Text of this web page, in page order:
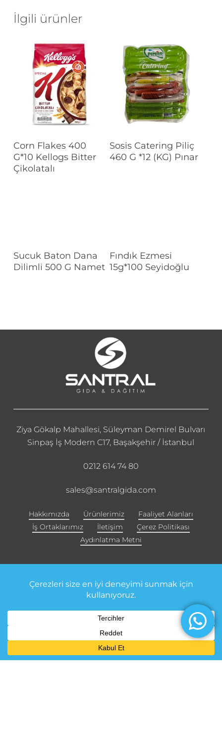
İlgili ürünler
Devamını Oku
Corn Flakes 400
G*10 Kellogs Bitter
Çikolatalı
Devamını Oku
Sosis Catering Piliç
460 G *12 (KG) Pınar
Devamını Oku
Sucuk Baton Dana
Dilimli 500 G Namet
Devamını Oku
Fındık Ezmesi
15g*100 Seyidoğlu
Ziya Gökalp Mahallesi, Süleyman Demirel Bulvarı
Sinpaş İş Modern C17, Başakşehir / İstanbul
0212 614 74 80
sales@santralgida.com
Hakkımızda Ürünlerimiz
Faaliyet Alanları
İş Ortaklarımız
İletişim
Çerez Politikası
Aydınlatma Metni